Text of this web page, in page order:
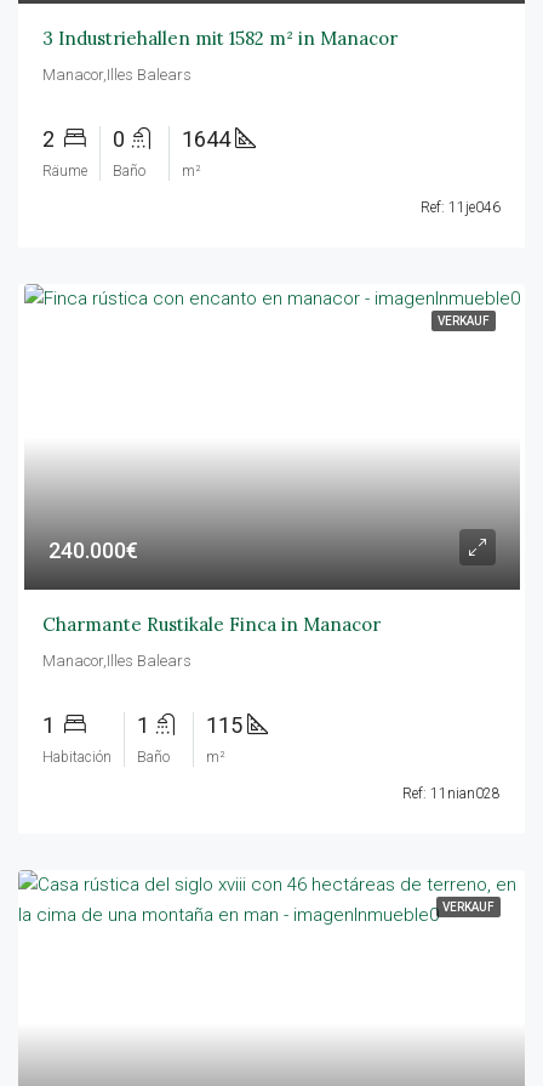
3 Industriehallen mit 1582 m² in Manacor
Manacor,Illes Balears
2
Räume
0
Baño
1644
m²
Ref: 11je046
VERKAUF
240.000€
Charmante Rustikale Finca in Manacor
Manacor,Illes Balears
1
Habitación
1
Baño
115
m²
Ref: 11nian028
VERKAUF